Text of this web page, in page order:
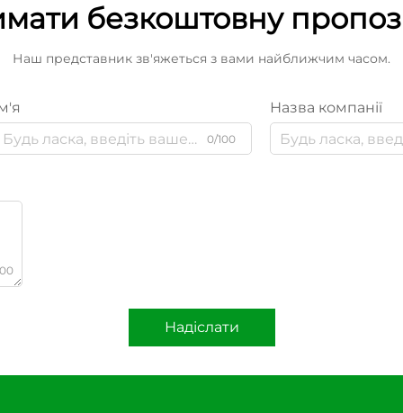
безкоштовну
Наш представник зв'яжеться з вами найближчим часом.
0/100
Назва компанії
Надіслати